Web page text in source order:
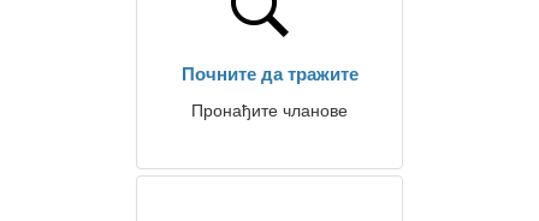
Почните да тражите
Пронађите чланове